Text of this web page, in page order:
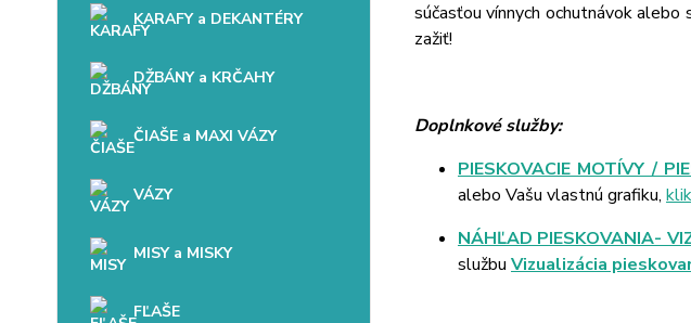
KARAFY a DEKANTÉRY
DŽBÁNY a KRČAHY
ČIAŠE a MAXI VÁZY
VÁZY
MISY a MISKY
FĽAŠE
súčasťou vínnych ochutnávok
zažiť!
Doplnkové služby:
PIESKOVACIE MOTÍVY /
alebo Vašu vlastnú grafiku,
NÁHĽAD PIESKOVANIA-
službu Vizualizácia